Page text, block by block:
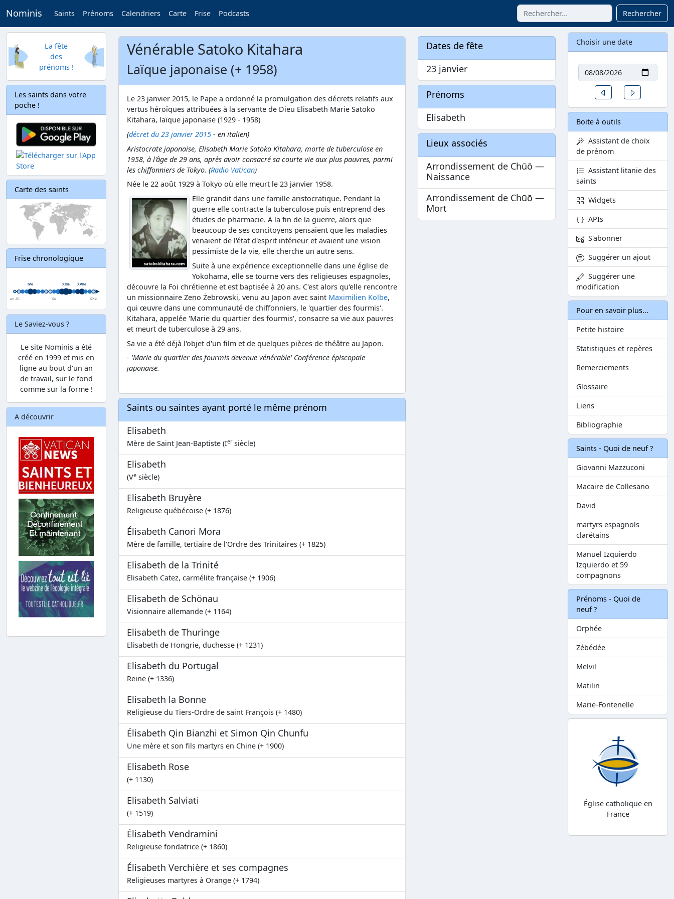
Nominis Saints Prénoms Calendriers Carte Frise Podcasts Rechercher
La fête
des
prénoms !
Les saints dans votre
poche !
Carte des saints
Frise chronologique
Le Saviez-vous ?
Le site Nominis a été
créé en 1999 et mis en
ligne au bout d'un an
de travail, sur le fond
comme sur la forme !
A découvrir
Vénérable Satoko Kitahara
Laïque japonaise (+ 1958)
Le 23 janvier 2015, le Pape a ordonné la promulgation des décrets relatifs aux
vertus héroïques attribuées à la servante de Dieu Elisabeth Marie Satoko
Kitahara, laïque japonaise (1929 - 1958)
(décret du 23 janvier 2015 - en italien)
Aristocrate japonaise, Elisabeth Marie Satoko Kitahara, morte de tuberculose en
1958, à l'âge de 29 ans, après avoir consacré sa courte vie aux plus pauvres, parmi
les chiffonniers de Tokyo. (Radio Vatican)
Née le 22 août 1929 à Tokyo où elle meurt le 23 janvier 1958.
Elle grandit dans une famille aristocratique. Pendant la
guerre elle contracte la tuberculose puis entreprend des
études de pharmacie. A la fin de la guerre, alors que
beaucoup de ses concitoyens pensaient que les maladies
venaient de l'état d'esprit intérieur et avaient une vision
pessimiste de la vie, elle cherche un autre sens.
Suite à une expérience exceptionnelle dans une église de
Yokohama, elle se tourne vers des religieuses espagnoles,
découvre la Foi chrétienne et est baptisée à 20 ans. C'est alors qu'elle rencontre
un missionnaire Zeno Żebrowski, venu au Japon avec saint Maximilien Kolbe,
qui œuvre dans une communauté de chiffonniers, le 'quartier des fourmis'.
Kitahara, appelée 'Marie du quartier des fourmis', consacre sa vie aux pauvres
et meurt de tuberculose à 29 ans.
Sa vie a été déjà l'objet d'un film et de quelques pièces de théâtre au Japon.
- 'Marie du quartier des fourmis devenue vénérable' Conférence épiscopale
japonaise.
Saints ou saintes ayant porté le même prénom
Elisabeth
Mère de Saint Jean-Baptiste (Iersiècle)
Elisabeth
(Ve siècle)
Elisabeth Bruyère
Religieuse québécoise (+ 1876)
Élisabeth Canori Mora
Mère de famille, tertiaire de l'Ordre des Trinitaires (+ 1825)
Elisabeth de la Trinité
Elisabeth Catez, carmélite française (+ 1906)
Elisabeth de Schönau
Visionnaire allemande (+ 1164)
Elisabeth de Thuringe
Elisabeth de Hongrie, duchesse (+ 1231)
Elisabeth du Portugal
Reine (+ 1336)
Elisabeth la Bonne
Religieuse du Tiers-Ordre de saint François (+ 1480)
Élisabeth Qin Bianzhi et Simon Qin Chunfu
Une mère et son fils martyrs en Chine (+ 1900)
Elisabeth Rose
(+ 1130)
Elisabeth Salviati
(+ 1519)
Élisabeth Vendramini
Religieuse fondatrice (+ 1860)
Élisabeth Verchière et ses compagnes
Religieuses martyres à Orange (+ 1794)
Dates de fête
23 janvier
Prénoms
Elisabeth
Lieux associés
Arrondissement de Chūō —
Naissance
Arrondissement de Chūō —
Mort
Choisir une date
Date
Un jour avant
Boite à outils
Assistant de choix
de prénom
Assistant litanie des
saints
Widgets
APIs
S'abonner
Suggérer un ajout
Suggérer une
modification
Pour en savoir plus...
Petite histoire
Statistiques et repères
Remerciements
Glossaire
Liens
Bibliographie
Saints - Quoi de neuf ?
Giovanni Mazzuconi
Macaire de Collesano
David
martyrs espagnols
clarétains
Manuel Izquierdo
Izquierdo et 59
compagnons
Prénoms - Quoi de
neuf ?
Orphée
Zébédée
Melvil
Matilin
Marie-Fontenelle
Église catholique en
France